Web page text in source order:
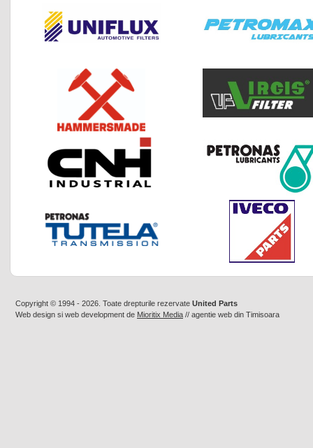
Copyright © 1994 - 2026. Toate drepturile rezervate United Parts
Web design si web development de Mioritix Media // agentie web din Timisoara